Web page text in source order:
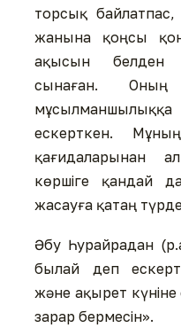
торсық байлатпас,
жанына қоңсы
ақысын белден
сынаған. Оның
ескерткен.
қағидаларынан
көршіге қандай
жасауға қатаң
Әбу Һурайрадан
былай деп
және ақырет күніне
зарар бермесін».